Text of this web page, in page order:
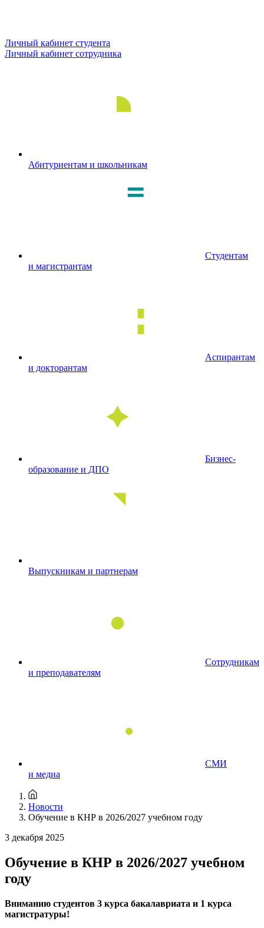
Личный кабинет студента
Личный кабинет сотрудника
Абитуриентам и школьникам
Студентам
и магистрантам
Аспирантам
и докторантам
Бизнес-
образование и ДПО
Выпускникам и партнерам
Сотрудникам
и преподавателям
СМИ
и медиа
Новости
Обучение в КНР в 2026/2027 учебном году
3 декабря 2025
Обучение в КНР в 2026/2027 учебном
году
Вниманию студентов 3 курса бакалавриата и 1 курса
магистратуры!